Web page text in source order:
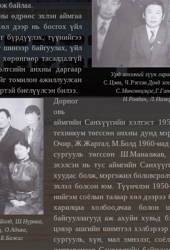
Урд эгнээний зүүн
С.Цэен, Ч.Рэгзэн Дунд
Н.Равдан,
ж байлаа.
өдрөөс эхлэн аймгаа
дээр нь босгох үйл
бүрдүүлэх, түүнийгээ
шинээр байгуулах, үйл
тасалдалгүй
анхны даргаар
томилон ажиллуулсан
биелүүлсэн билээ.
Ш.Нүрмаа,
О.Адъяа,
Б.Бажиг
Дорног
овь
аймгийн Санхүүгийн хэлтэст
техникум төгссөн анхны дунд
Очир, Ж.Жаргал, М.Болд 1960-иад
сургууль төгссөн
эхэлсэн нь тус аймгийн
хуудас болж, мэргэжил
эхлэл болсон юм. Түүнчлэн
нийгэм соёлын талаар хөл
харилцаа холбоо,ачаа болон
байгууллагууд аж ахуйн хувьд
цэвэр ашгийн шимтгэл
сургууль, хүн, мал эмнэлэг,